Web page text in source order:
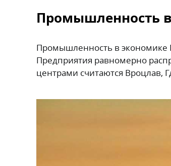
Промышленность
Промышленность в экономике
Предприятия равномерно
центрами считаются Вроцлав,